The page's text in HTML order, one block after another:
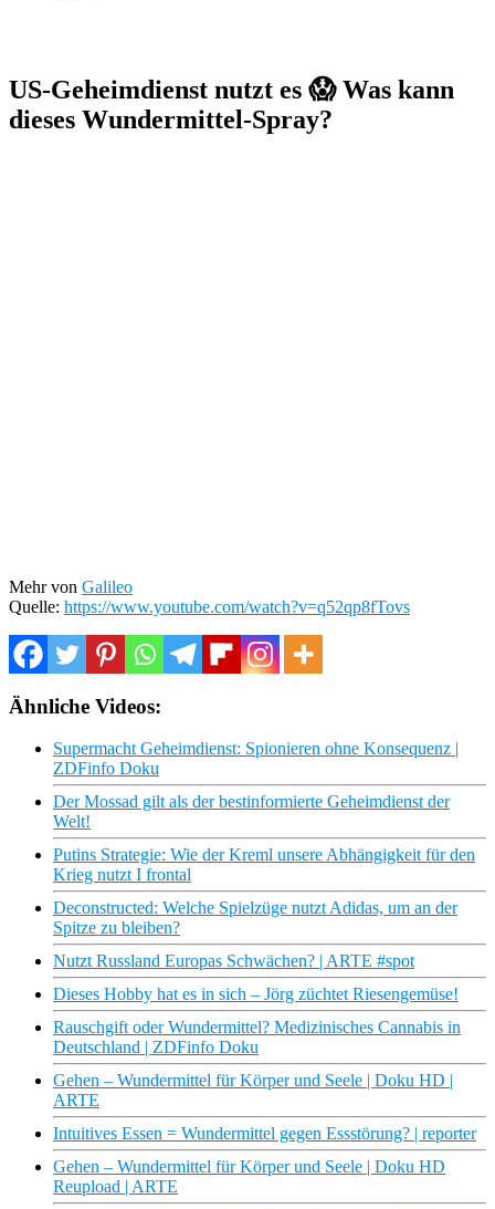
US-Geheimdienst nutzt es 😱 Was kann
dieses Wundermittel-Spray?
Mehr von Galileo
Quelle: https://www.youtube.com/watch?v=q52qp8fTovs
Ähnliche Videos:
Supermacht Geheimdienst: Spionieren ohne Konsequenz |
ZDFinfo Doku
Der Mossad gilt als der bestinformierte Geheimdienst der
Welt!
Putins Strategie: Wie der Kreml unsere Abhängigkeit für den
Krieg nutzt I frontal
Deconstructed: Welche Spielzüge nutzt Adidas, um an der
Spitze zu bleiben?
Nutzt Russland Europas Schwächen? | ARTE #spot
Dieses Hobby hat es in sich – Jörg züchtet Riesengemüse!
Rauschgift oder Wundermittel? Medizinisches Cannabis in
Deutschland | ZDFinfo Doku
Gehen – Wundermittel für Körper und Seele | Doku HD |
ARTE
Intuitives Essen = Wundermittel gegen Essstörung? | reporter
Gehen – Wundermittel für Körper und Seele | Doku HD
Reupload | ARTE